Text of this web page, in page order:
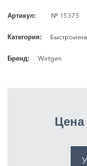
Артикул: № 15375
Категория:
Бренд: Wirtgen
Цена